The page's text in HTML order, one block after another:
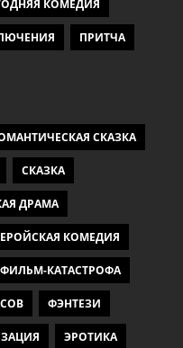
КОМЕДИЯ
ПРИТЧА
СКАЗКА
СКАЗКА
ДРАМА
КОМЕДИЯ
ФИЛЬМ-КАТАСТРОФА
ФЭНТЕЗИ
ЭРОТИКА